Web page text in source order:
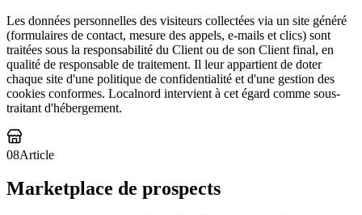
Les données personnelles des visiteurs collectées via un site généré
(formulaires de contact, mesure des appels, e-mails et clics) sont
traitées sous la responsabilité du Client ou de son Client final, en
qualité de responsable de traitement. Il leur appartient de doter
chaque site d'une politique de confidentialité et d'une gestion des
cookies conformes. Localnord intervient à cet égard comme sous-
traitant d'hébergement.
08Article
Marketplace de prospects